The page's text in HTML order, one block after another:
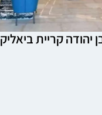
יהודה קריית ביאליק